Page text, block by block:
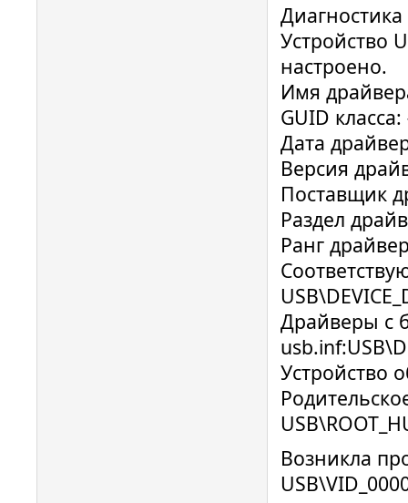
Устройство
настроено.
Имя
GUID
Дата
Версия
Поставщик
Раздел
Ранг
Драйверы с
Устройство
Возникла